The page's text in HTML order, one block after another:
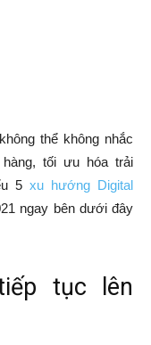
thể không nhắc
tối ưu hóa trải
5xu hướng Digital
ngay bên dưới đây
tục lên